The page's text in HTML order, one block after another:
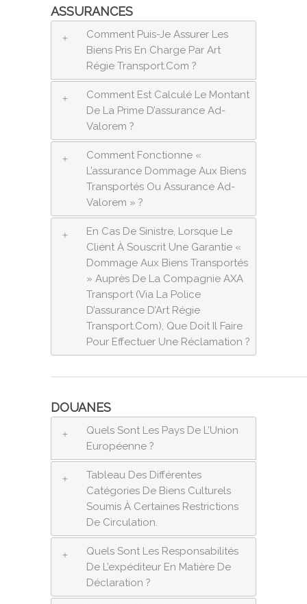
ASSURANCES
Comment Puis-Je Assurer Les
Biens Pris En Charge Par Art
Régie Transport.com ?
Comment Est Calculé Le Montant
De La Prime D’assurance Ad-
Valorem ?
Comment Fonctionne «
L’assurance Dommage Aux Biens
Transportés Ou Assurance Ad-
Valorem » ?
En Cas De Sinistre, Lorsque Le
Client À Souscrit Une Garantie «
Dommage Aux Biens Transportés
» Auprès De La Compagnie AXA
Transport (via La Police
D’assurance D’Art Régie
Transport.com), Que Doit Il Faire
Pour Effectuer Une Réclamation ?
DOUANES
Quels Sont Les Pays De L’Union
Européenne ?
Tableau Des Différentes
Catégories De Biens Culturels
Soumis À Certaines Restrictions
De Circulation.
Quels Sont Les Responsabilités
De L’expéditeur En Matière De
Déclaration ?